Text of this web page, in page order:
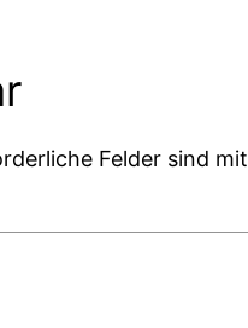
Felder sind mit